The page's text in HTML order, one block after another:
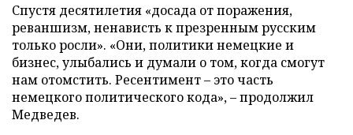
Спустя десятилетия «досада от поражения,
реваншизм, ненависть к презренным русским
только росли». «Они, политики немецкие и
бизнес, улыбались и думали о том, когда смогут
нам отомстить. Ресентимент – это часть
немецкого политического кода», – продолжил
Медведев.